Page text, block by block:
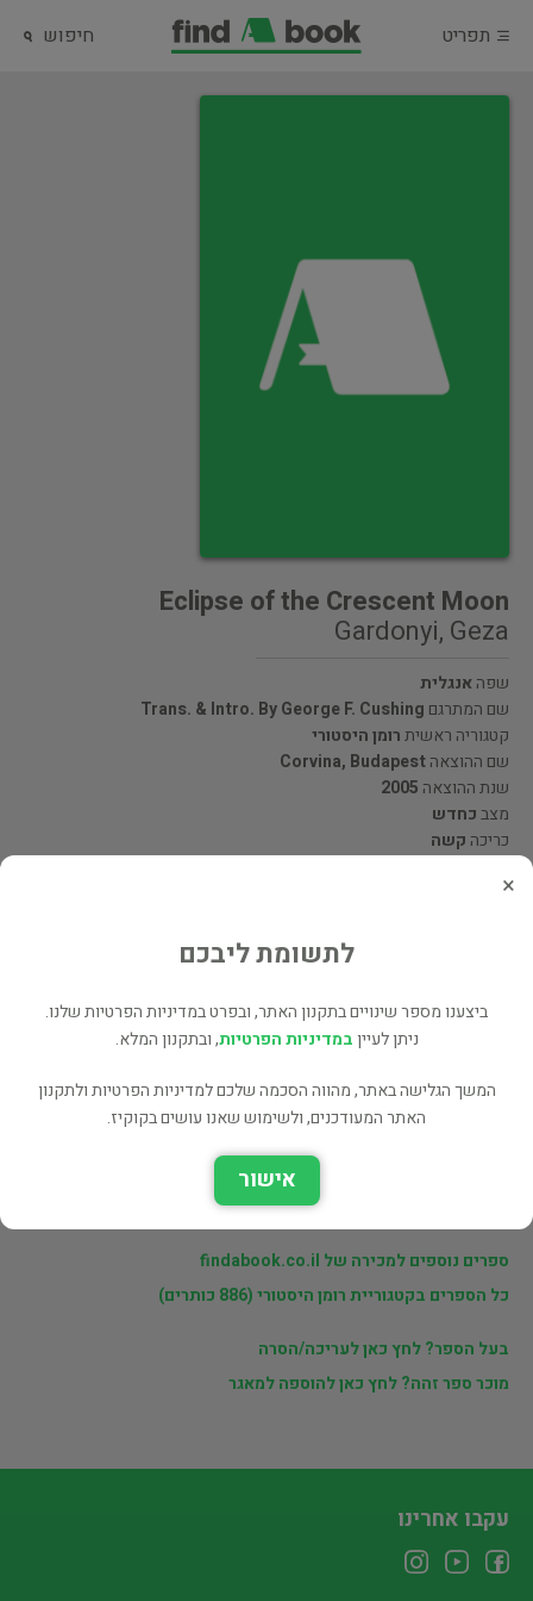
תפריט חיפוש
Eclipse of the Crescent Moon
Gardonyi, Geza
שפהאנגלית
שם המתרגם Trans. & Intro. By George F. Cushing
קטגוריה ראשיתרומן היסטורי
שם ההוצאהCorvina, Budapest
שנת ההוצאה 2005
מצבכחדש
כריכה קשה
פרטי המוכר
ספרים נוספים למכירה של findabook.co.il
כל הספרים בקטגוריית רומן היסטורי (886 כותרים)
בעל הספר? לחץ כאן לעריכה/הסרה
מוכר ספר זהה? לחץ כאן להוספה למאגר
×
לתשומת ליבכם
ביצענו מספר שינויים בתקנון האתר, ובפרט במדיניות הפרטיות שלנו.
ניתן לעייןבמדיניות הפרטיות, ובתקנון המלא.
המשך הגלישה באתר, מהווה הסכמה שלכם למדיניות הפרטיות ולתקנון
האתר המעודכנים, ולשימוש שאנו עושים בקוקיז.
אישור
עקבו אחרינו